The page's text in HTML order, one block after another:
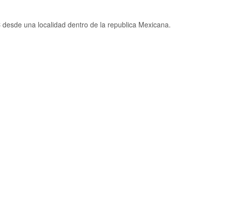
una localidad dentro de la republica Mexicana.